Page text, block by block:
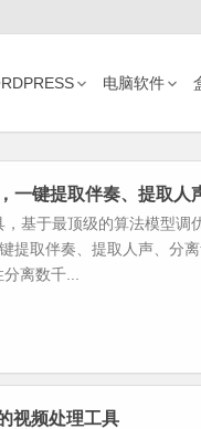
电脑软件
一键提取伴奏、提取人
基于最顶级的算法模型调
提取伴奏、提取人声、分
离数千...
视频处理工具